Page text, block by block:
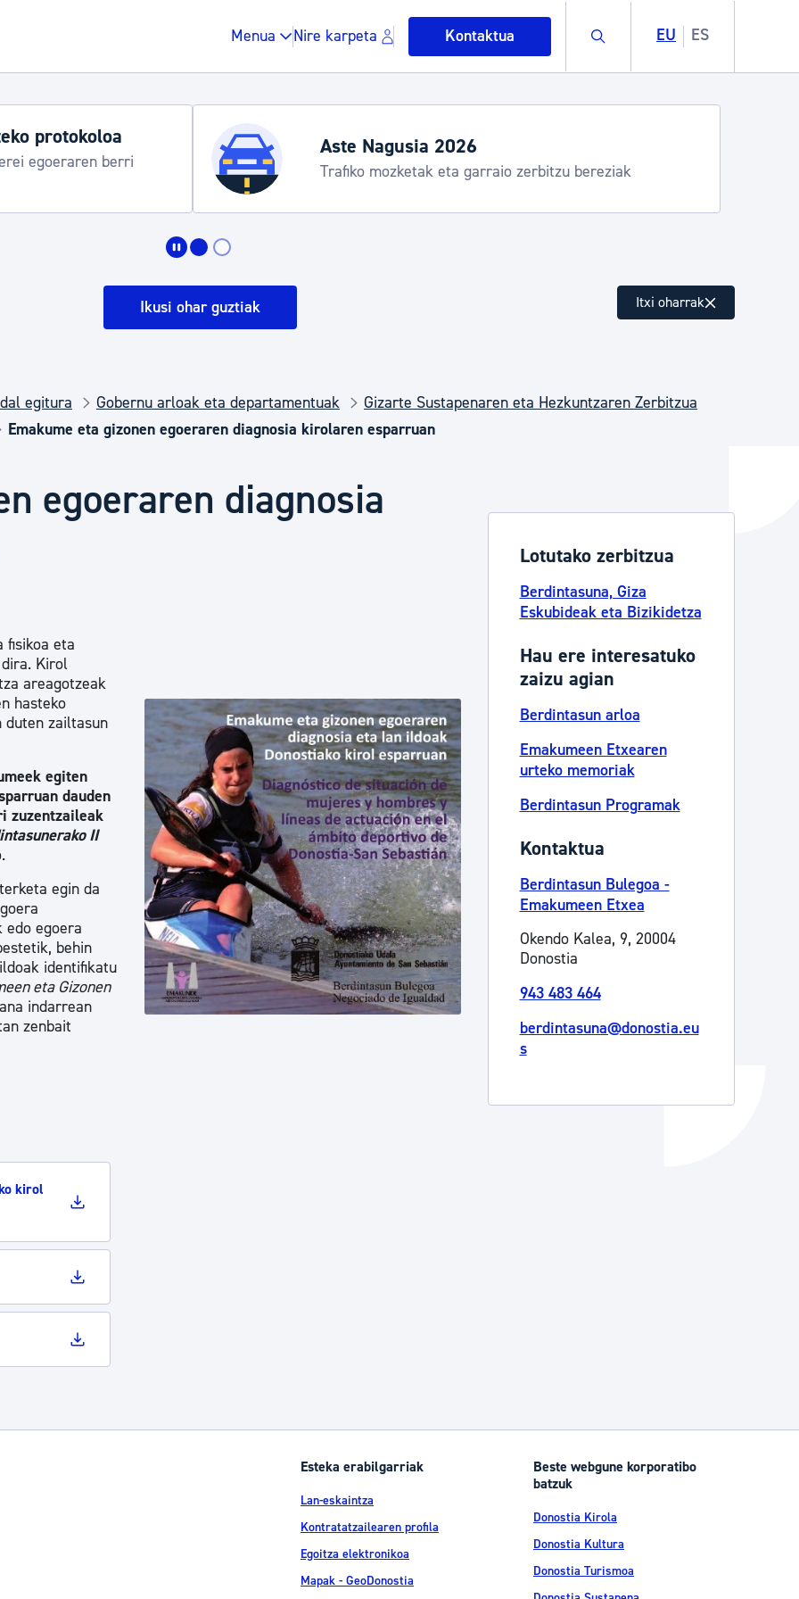
Menua Nire karpeta Kontaktua Buscar EU ES
Gune publikoa, hondakinak eta ingurumena
Euskara
Udal administrazioa
Iragarki ofizialen taula
Egutegi fiskala
Gardentasun ataria
Tramitaziorako laguntza
protokoloa
egoeraren berri
Aste Nagusia 2026
Trafiko mozketak eta garraio zerbitzu bereziak
Ikusi ohar guztiak Itxi oharrak
egitura Gobernu arloak eta departamentuak
Gizarte Sustapenaren eta Hezkuntzaren Zerbitzua
Emakume eta gizonen egoeraren diagnosia kirolaren esparruan
egoeraren diagnosia
fisikoa eta
Kirol
areagotzeak
hasteko
duten zailtasun
egiten
dauden
zuzentzaileak
II
egin da
edo egoera
behin
identifikatu
eta Gizonen
indarrean
zenbait
kirol
Lotutako zerbitzua
Berdintasuna, Giza
Eskubideak eta Bizikidetza
Hau ere interesatuko
zaizu agian
Berdintasun arloa
Emakumeen Etxearen
urteko memoriak
Berdintasun Programak
Kontaktua
Berdintasun Bulegoa -
Emakumeen Etxea
Okendo Kalea, 9, 20004
Donostia
943 483 464
berdintasuna@donostia.eu
s
Esteka erabilgarriak
Lan-eskaintza
Kontratatzailearen profila
Egoitza elektronikoa
Mapak - GeoDonostia
Beste webgune korporatibo
batzuk
Donostia Kirola
Donostia Kultura
Donostia Turismoa